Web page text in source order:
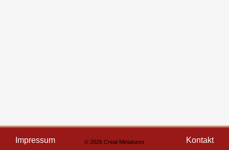
Impressum © 2026 Creal-Miniatures Kontakt